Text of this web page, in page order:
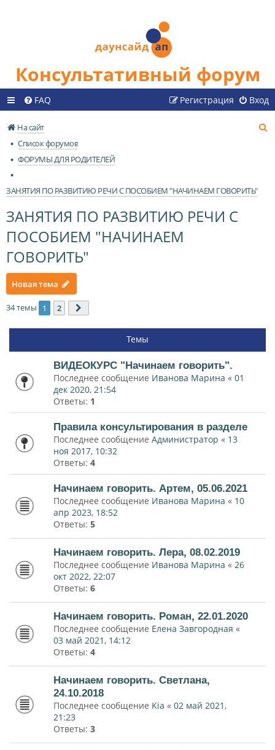
Консультативный форум
FAQ Вход
Регистрация
На сайт
Список форумов
ФОРУМЫ ДЛЯ РОДИТЕЛЕЙ
ЗАНЯТИЯ ПО РАЗВИТИЮ РЕЧИ С ПОСОБИЕМ "НАЧИНАЕМ ГОВОРИТЬ"
ЗАНЯТИЯ ПО РАЗВИТИЮ РЕЧИ С
ПОСОБИЕМ "НАЧИНАЕМ
ГОВОРИТЬ"
Новая тема
34 темы 1 2
Темы
ВИДЕОКУРС "Начинаем говорить".
Последнее сообщение Иванова Марина « 01
дек 2020, 21:54
Ответы: 1
Правила консультирования в разделе
Последнее сообщение Администратор « 13
ноя 2017, 10:32
Ответы: 4
Начинаем говорить. Артем, 05.06.2021
Последнее сообщение Иванова Марина « 10
апр 2023, 18:52
Ответы: 5
Начинаем говорить. Лера, 08.02.2019
Последнее сообщение Иванова Марина « 26
окт 2022, 22:07
Ответы: 6
Начинаем говорить. Роман, 22.01.2020
Последнее сообщение Елена Завгородная «
03 май 2021, 14:12
Ответы: 4
Начинаем говорить. Светлана,
24.10.2018
Последнее сообщение Kia « 02 май 2021,
21:23
Ответы: 3